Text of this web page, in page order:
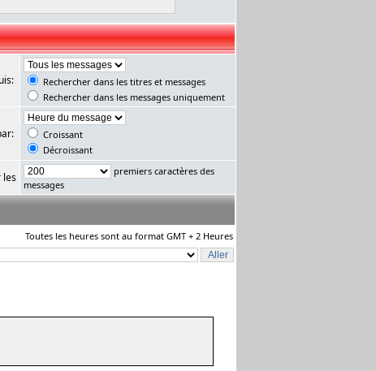
Rechercher dans les titres et messages
Rechercher dans les messages uniquement
Croissant
Décroissant
les
premiers caractères des
messages
Toutes les heures sont au format GMT + 2 Heures